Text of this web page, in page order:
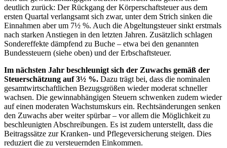
deutlich zurück: Der Rückgang der Körperschaftsteuer aus dem
ersten Quartal verlangsamt sich zwar, unter dem Strich sinken die
Einnahmen aber um 7½ %. Auch die Abgeltungsteuer sinkt erstmals
nach starken Anstiegen in den letzten Jahren. Zusätzlich schlagen
Sondereffekte dämpfend zu Buche – etwa bei den genannten
Bundessteuern (siehe oben) und der Erbschaftsteuer.
Im nächsten Jahr beschleunigt sich der Zuwachs gemäß der
Steuerschätzung auf 3½ %. Dazu trägt bei, dass die nominalen
gesamtwirtschaftlichen Bezugsgrößen wieder moderat schneller
wachsen. Die gewinnabhängigen Steuern schwenken zudem wieder
auf einen moderaten Wachstumskurs ein. Rechtsänderungen senken
den Zuwachs aber weiter spürbar – vor allem die Möglichkeit zu
beschleunigten Abschreibungen. Es ist zudem unterstellt, dass die
Beitragssätze zur Kranken- und Pflegeversicherung steigen. Dies
reduziert die zu versteuernden Einkommen.